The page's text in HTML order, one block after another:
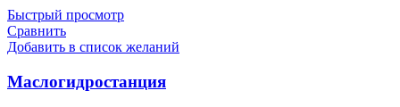
Быстрый просмотр
Сравнить
Добавить в список желаний
Маслогидростанция